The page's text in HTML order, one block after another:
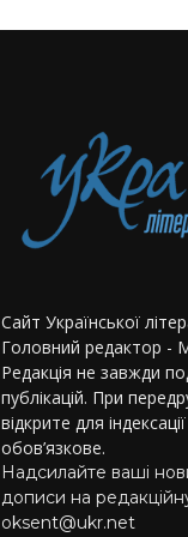
Сайт Української
Головний редактор -
Редакція не завжди
публікацій. При
відкрите для
обов’язкове.
Надсилайте ваші
дописи на
oksent@ukr.net